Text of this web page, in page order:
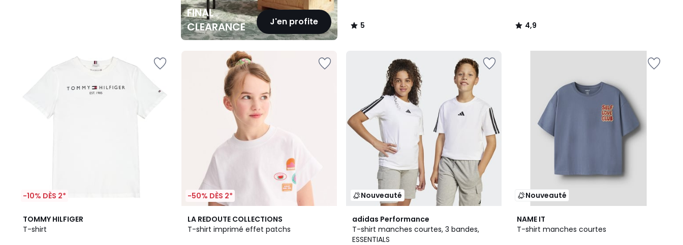
FINAL
CLEARANCE
J'en profite 5
/
4,9
/
-10% DÈS 2*
TOMMY HILFIGER
T-shirt
4,5
/ 5
4
Couleurs
-50% DÈS 2*
LA REDOUTE COLLECTIONS
T-shirt imprimé effet patchs
Nouveauté
adidas Performance
T-shirt manches courtes, 3 bandes,
ESSENTIALS
4,9
/ 5
Nouveauté
NAME IT
T-shirt manches courtes
2
Couleurs